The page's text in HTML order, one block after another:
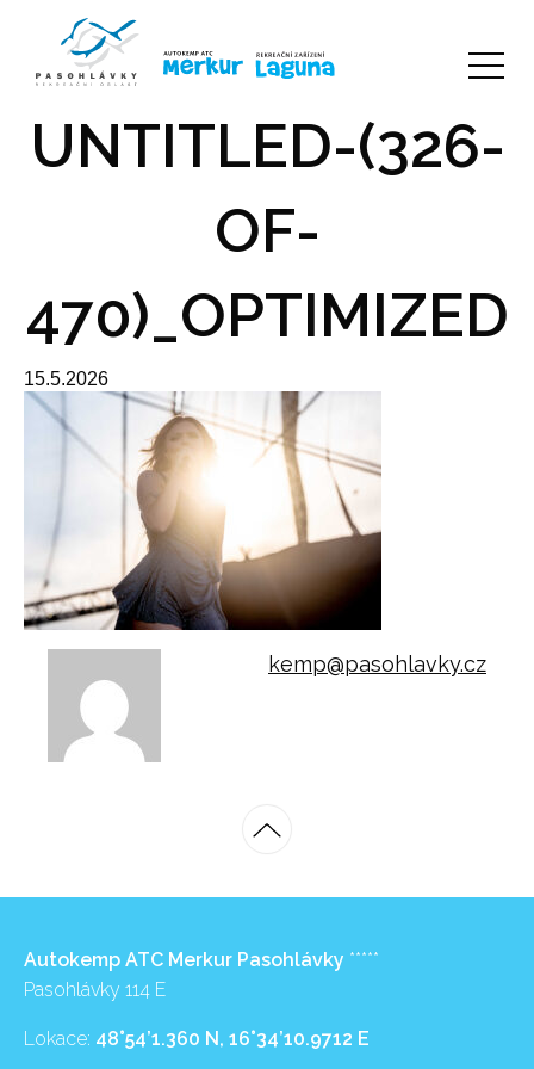
UNTITLED-(326-
OF-
470)_OPTIMIZED
15.5.2026
kemp@pasohlavky.cz
Autokemp ATC Merkur Pasohlávky *****
Pasohlávky 114 E
Lokace: 48°54’1.360 N, 16°34’10.9712 E